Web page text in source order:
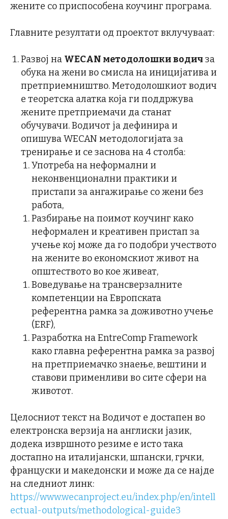
жените со приспособена коучинг програма.
Главните резултати од проектот вклучуваат:
Развој на WECAN методолошки водич за
обука на жени во смисла на иницијатива и
претприемништво. Методолошкиот водич
е теоретска алатка која ги поддржува
жените претприемачи да станат
обучувачи. Водичот ја дефинира и
опишува WECAN методологијата за
тренирање и се заснова на 4 столба:
Употреба на неформални и
неконвенционални практики и
пристапи за ангажирање со жени без
работа,
Разбирање на поимот коучинг како
неформален и креативен пристап за
учење кој може да го подобри учеството
на жените во економскиот живот на
општеството во кое живеат,
Воведување на трансверзалните
компетенции на Европската
референтна рамка за доживотно учење
(ERF),
Разработка на EntreComp Framework
како главна референтна рамка за развој
на претприемачко знаење, вештини и
ставови применливи во сите сфери на
животот.
Целосниот текст на Водичот е достапен во
електронска верзија на англиски јазик,
додека извршното резиме е исто така
достапно на италијански, шпански, грчки,
француски и македонски и може да се најде
на следниот линк:
https://www.wecanproject.eu/index.php/en/intell
ectual-outputs/methodological-guide3